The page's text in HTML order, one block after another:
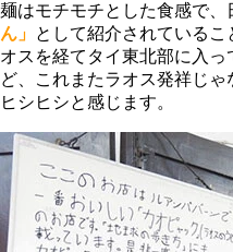
麺はモチモチとした食感で、
ん」 として紹介されている
オスを経てタイ東北部に入っ
ど、これまたラオス発祥じ
ヒシヒシと感じます。